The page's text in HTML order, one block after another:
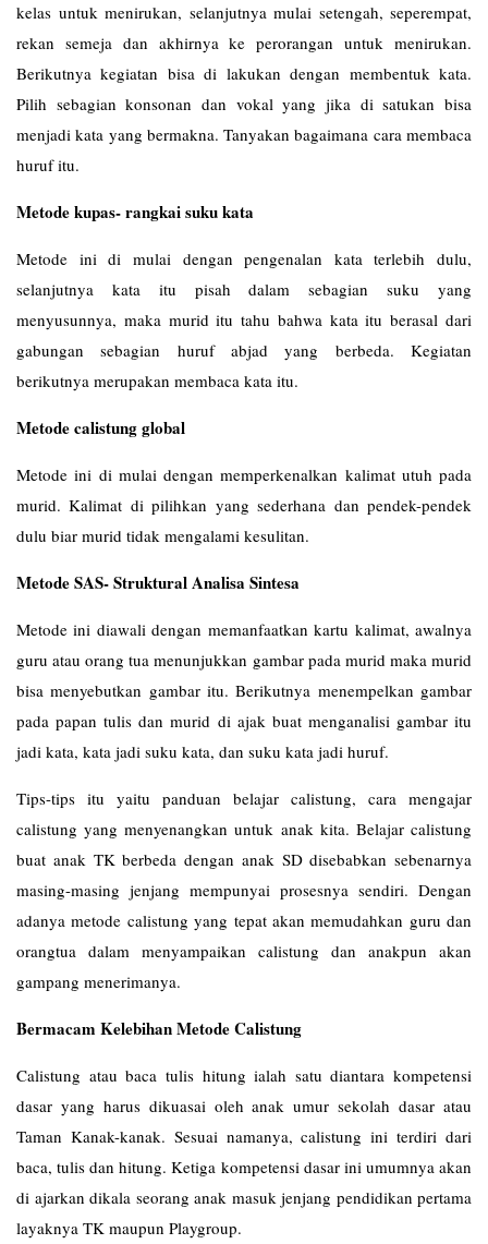
kelas untuk menirukan, selanjutnya mulai setengah, seperempat,
rekan semeja dan akhirnya ke perorangan untuk menirukan.
Berikutnya kegiatan bisa di lakukan dengan membentuk kata.
Pilih sebagian konsonan dan vokal yang jika di satukan bisa
menjadi kata yang bermakna. Tanyakan bagaimana cara membaca
huruf itu.
Metode kupas- rangkai suku kata
Metode ini di mulai dengan pengenalan kata terlebih dulu,
selanjutnya kata itu pisah dalam sebagian suku yang
menyusunnya, maka murid itu tahu bahwa kata itu berasal dari
gabungan sebagian huruf abjad yang berbeda. Kegiatan
berikutnya merupakan membaca kata itu.
Metode calistung global
Metode ini di mulai dengan memperkenalkan kalimat utuh pada
murid. Kalimat di pilihkan yang sederhana dan pendek-pendek
dulu biar murid tidak mengalami kesulitan.
Metode SAS- Struktural Analisa Sintesa
Metode ini diawali dengan memanfaatkan kartu kalimat, awalnya
guru atau orang tua menunjukkan gambar pada murid maka murid
bisa menyebutkan gambar itu. Berikutnya menempelkan gambar
pada papan tulis dan murid di ajak buat menganalisi gambar itu
jadi kata, kata jadi suku kata, dan suku kata jadi huruf.
Tips-tips itu yaitu panduan belajar calistung, cara mengajar
calistung yang menyenangkan untuk anak kita. Belajar calistung
buat anak TK berbeda dengan anak SD disebabkan sebenarnya
masing-masing jenjang mempunyai prosesnya sendiri. Dengan
adanya metode calistung yang tepat akan memudahkan guru dan
orangtua dalam menyampaikan calistung dan anakpun akan
gampang menerimanya.
Bermacam Kelebihan Metode Calistung
Calistung atau baca tulis hitung ialah satu diantara kompetensi
dasar yang harus dikuasai oleh anak umur sekolah dasar atau
Taman Kanak-kanak. Sesuai namanya, calistung ini terdiri dari
baca, tulis dan hitung. Ketiga kompetensi dasar ini umumnya akan
di ajarkan dikala seorang anak masuk jenjang pendidikan pertama
layaknya TK maupun Playgroup.